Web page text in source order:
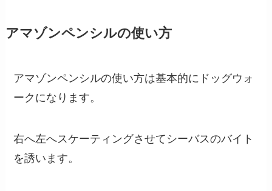
アマゾンペンシルの使い方
アマゾンペンシルの使い方は基本的にドッグウォ
ークになります。
右へ左へスケーティングさせてシーバスのバイト
を誘います。